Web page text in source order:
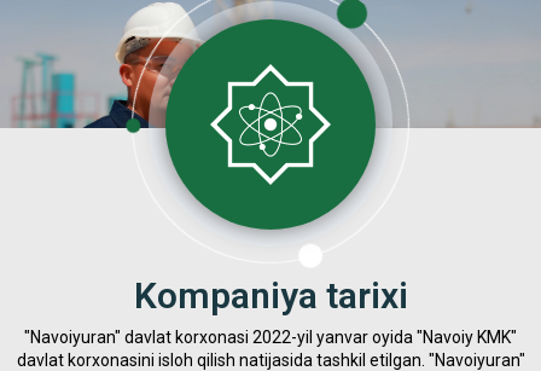
Kompaniya tarixi
"Navoiyuran" davlat korxonasi 2022-yil yanvar oyida "Navoiy KMK"
davlat korxonasini isloh qilish natijasida tashkil etilgan. "Navoiyuran"